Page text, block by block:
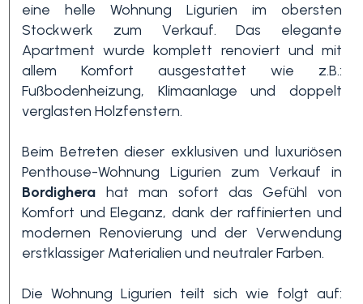
eine helle Wohnung Ligurien im obersten
Stockwerk zum Verkauf. Das elegante
Apartment wurde komplett renoviert und mit
allem Komfort ausgestattet wie z.B.:
Fußbodenheizung, Klimaanlage und doppelt
verglasten Holzfenstern.
Beim Betreten dieser exklusiven und luxuriösen
Penthouse-Wohnung Ligurien zum Verkauf in
Bordighera hat man sofort das Gefühl von
Komfort und Eleganz, dank der raffinierten und
modernen Renovierung und der Verwendung
erstklassiger Materialien und neutraler Farben.
Die Wohnung Ligurien teilt sich wie folgt auf:
Schlafzimmer
min.
1
2